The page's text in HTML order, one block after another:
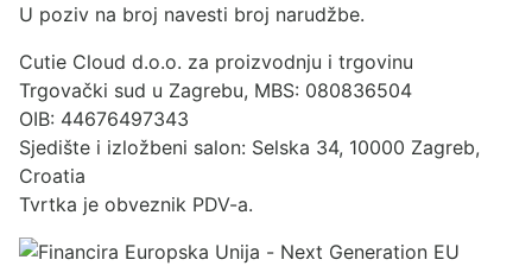
U poziv na broj navesti broj narudžbe.
Cutie Cloud d.o.o. za proizvodnju i trgovinu
Trgovački sud u Zagrebu, MBS: 080836504
OIB: 44676497343
Sjedište i izložbeni salon: Selska 34, 10000 Zagreb,
Croatia
Tvrtka je obveznik PDV-a.